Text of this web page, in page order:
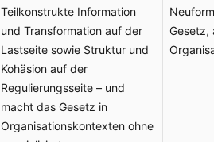
Teilkonstrukte Information
und Transformation auf der
Lastseite sowie Struktur und
Kohäsion auf der
Regulierungsseite – und
macht das Gesetz in
Organisationskontexten ohne
Gesetz,